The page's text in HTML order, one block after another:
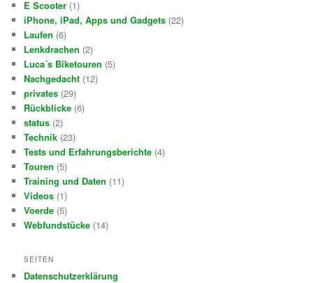
E Scooter (1)
iPhone, iPad, Apps und Gadgets (22)
Laufen (6)
Lenkdrachen (2)
Luca´s Biketouren (5)
Nachgedacht (12)
privates (29)
Rückblicke (6)
status (2)
Technik (23)
Tests und Erfahrungsberichte (4)
Touren (5)
Training und Daten (11)
Videos (1)
Voerde (5)
Webfundstücke (14)
SEITEN
Datenschutzerklärung